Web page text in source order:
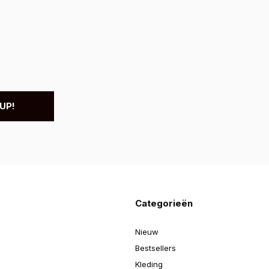
Categorieën
Nieuw
Bestsellers
Kleding